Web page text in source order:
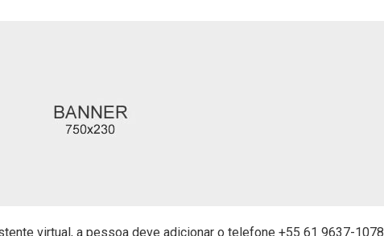
virtual, a pessoa deve adicionar o telefone +55 61 9637-1078